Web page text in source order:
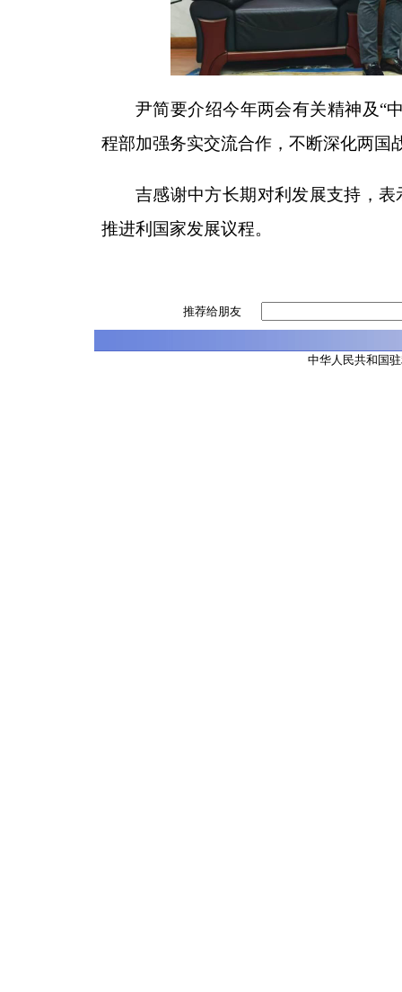
尹简要介绍今年两会有关精神及“
程部加强务实交流合作，不断深化两国
吉感谢中方长期对利发展支持，
推进利国家发展议程。
推荐给朋友
中华人民共和国